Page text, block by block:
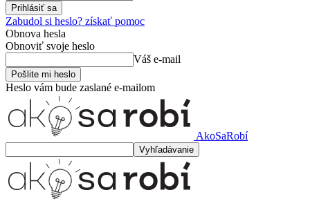
Zabudol si heslo? získať pomoc
Obnova hesla
Obnoviť svoje heslo
Váš e-mail
Heslo vám bude zaslané e-mailom
AkoSaRobí